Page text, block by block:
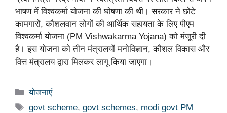
भाषण में विश्वकर्मा योजना की घोषणा की थी। सरकार ने छोटे
कामगारों, कौशलवान लोगों की आर्थिक सहायता के लिए पीएम
विश्वकर्मा योजना (PM Vishwakarma Yojana) को मंजूरी दी
है। इस योजना को तीन मंत्रालयों मनोविज्ञान, कौशल विकास और
वित्त मंत्रालय द्वारा मिलकर लागू किया जाएगा।
Categories
योजनाएं
Tags
govt scheme,govt schemes, modi govt PM